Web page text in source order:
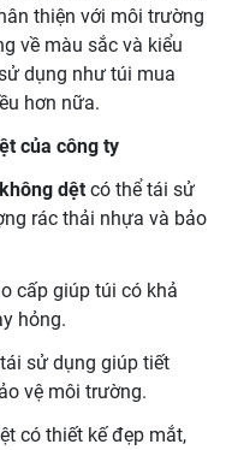
thiện với môi trường
về màu sắc và kiểu
dụng như túi mua
hơn nữa.
của công ty
dệt có thể tái sử
rác thải nhựa và bảo
cấp giúp túi có khả
hỏng.
sử dụng giúp tiết
vệ môi trường.
có thiết kế đẹp mắt,